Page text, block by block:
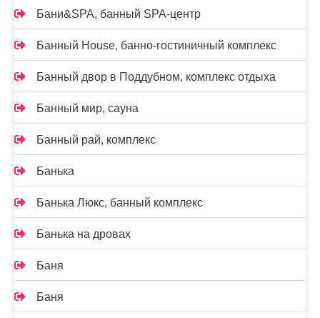
Бани&SPA, банный SPA-центр
Банный House, банно-гостиничный комплекс
Банный двор в Поддубном, комплекс отдыха
Банный мир, сауна
Банный рай, комплекс
Банька
Банька Люкс, банный комплекс
Банька на дровах
Баня
Баня